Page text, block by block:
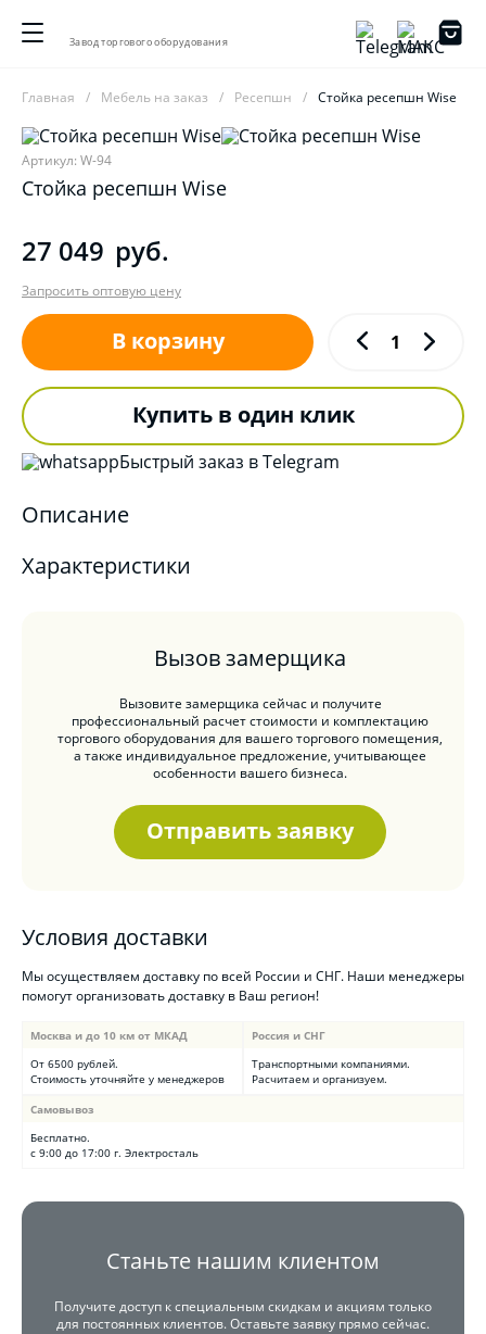
Завод торгового оборудования
Главная Мебель на заказ Ресепшн Стойка ресепшн Wise
Артикул: W-94
Стойка ресепшн Wise
27 049 руб.
Запросить оптовую цену
В корзину
Купить в один клик
Быстрый заказ в Telegram
Описание
Характеристики
Вызов замерщика
Вызовите замерщика сейчас и получите
профессиональный расчет стоимости и комплектацию
торгового оборудования для вашего торгового помещения,
а также индивидуальное предложение, учитывающее
особенности вашего бизнеса.
Отправить заявку
Условия доставки
Мы осуществляем доставку по всей России и СНГ. Наши менеджеры
помогут организовать доставку в Ваш регион!
Москва и до 10 км от МКАД
От 6500 рублей.
Стоимость уточняйте у менеджеров
Россия и СНГ
Транспортными компаниями.
Расчитаем и организуем.
Самовывоз
Бесплатно.
с 9:00 до 17:00 г. Электросталь
Станьте нашим клиентом
Получите доступ к специальным скидкам и акциям только
для постоянных клиентов. Оставьте заявку прямо сейчас.